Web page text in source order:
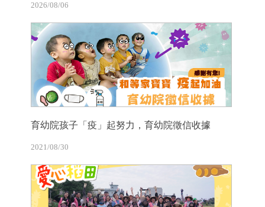
2026/08/06
育幼院孩子「疫」起努力，育幼院徵信收據
2021/08/30